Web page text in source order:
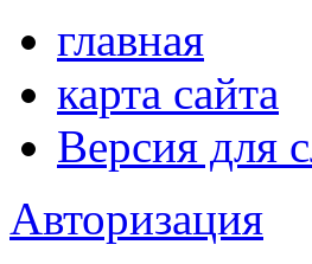
главная
карта сайта
Версия для
Авторизация